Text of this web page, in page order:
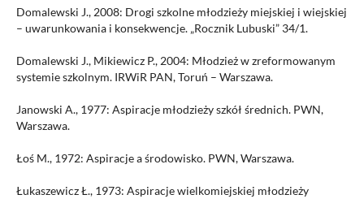
Domalewski J., 2008: Drogi szkolne młodzieży miejskiej i wiejskiej
– uwarunkowania i konsekwencje. „Rocznik Lubuski” 34/1.
Domalewski J., Mikiewicz P., 2004: Młodzież w zreformowanym
systemie szkolnym. IRWiR PAN, Toruń – Warszawa.
Janowski A., 1977: Aspiracje młodzieży szkół średnich. PWN,
Warszawa.
Łoś M., 1972: Aspiracje a środowisko. PWN, Warszawa.
Łukaszewicz Ł., 1973: Aspiracje wielkomiejskiej młodzieży